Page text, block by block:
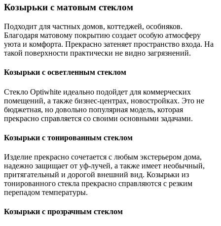
Козырьки с матовым стеклом
Подходит для частных домов, коттеджей, особняков.
Благодаря матовому покрытию создает особую атмосферу
уюта и комфорта. Прекрасно затеняет пространство входа. На
такой поверхности практически не видно загрязнений.
Козырьки с осветленным стеклом
Стекло Optiwhite идеально подойдет для коммерческих
помещений, а также бизнес-центрах, новостройках. Это не
бюджетная, но довольно популярная модель, которая
прекрасно справляется со своими основными задачами.
Козырьки с тонированным стеклом
Изделие прекрасно сочетается с любым экстерьером дома,
надежно защищает от уф-лучей, а также имеет необычный,
притягательный и дорогой внешний вид. Козырьки из
тонированного стекла прекрасно справляются с резким
перепадом температуры.
Козырьки с прозрачным стеклом